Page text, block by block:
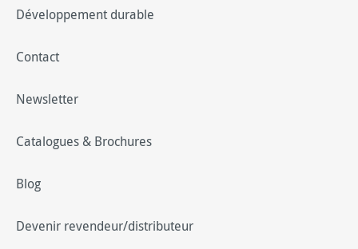
Développement durable
Contact
Newsletter
Catalogues & Brochures
Blog
Devenir revendeur/distributeur